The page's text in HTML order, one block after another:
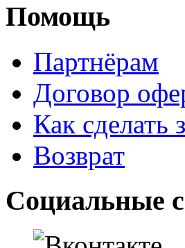
Помощь
Партнёрам
Договор
Как сделать
Возврат
Социальные